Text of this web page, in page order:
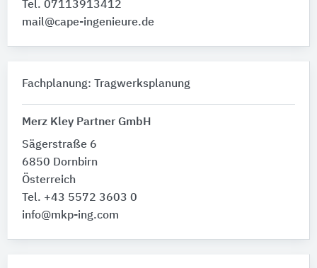
Tel. 07113913412
mail@cape-ingenieure.de
Fachplanung: Tragwerksplanung
Merz Kley Partner GmbH
Sägerstraße 6
6850 Dornbirn
Österreich
Tel. +43 5572 3603 0
info@mkp-ing.com